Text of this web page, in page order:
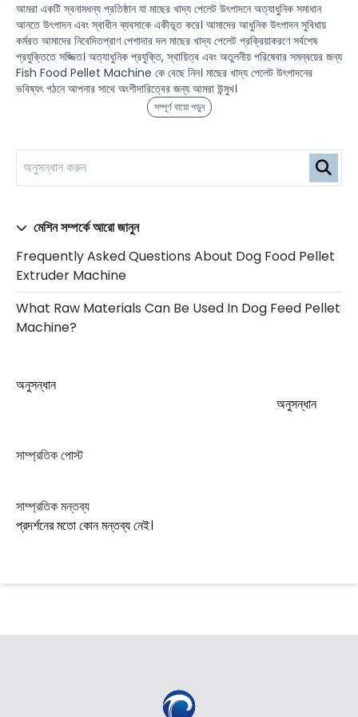
আমরা একটি স্বনামধন্য প্রতিষ্ঠান যা মাছের খাদ্য পেলেট উৎপাদনে অত্যাধুনিক সমাধান
আনতে উৎপাদন এবং স্বাধীন ব্যবসাকে একীভূত করে। আমাদের আধুনিক উৎপাদন সুবিধায়
কর্মরত আমাদের নিবেদিতপ্রাণ পেশাদার দল মাছের খাদ্য পেলেট প্রক্রিয়াকরণে সর্বশেষ
প্রযুক্তিতে সজ্জিত। অত্যাধুনিক প্রযুক্তি, স্থায়িত্ব এবং অতুলনীয় পরিষেবার সমন্বয়ের জন্য
Fish Food Pellet Machine কে বেছে নিন। মাছের খাদ্য পেলেট উৎপাদনের
ভবিষ্যৎ গঠনে আপনার সাথে অংশীদারিত্বের জন্য আমরা উন্মুখ।
সম্পূর্ণ বায়ো পড়ুন
মেশিন সম্পর্কে আরো জানুন
Frequently Asked Questions About Dog Food Pellet
Extruder Machine
What Raw Materials Can Be Used In Dog Feed Pellet
Machine?
অনুসন্ধান
অনুসন্ধান
সাম্প্রতিক পোস্ট
সাম্প্রতিক মন্তব্য
প্রদর্শনের মতো কোন মন্তব্য নেই।